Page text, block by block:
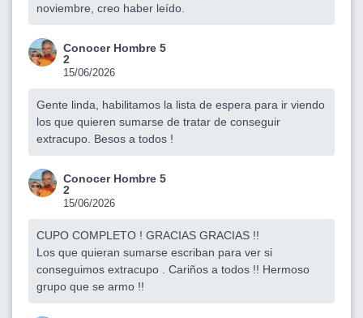
noviembre, creo haber leído.
Conocer Hombre 5
2
15/06/2026
Gente linda, habilitamos la lista de espera para ir viendo
los que quieren sumarse de tratar de conseguir
extracupo. Besos a todos !
Conocer Hombre 5
2
15/06/2026
CUPO COMPLETO ! GRACIAS GRACIAS !!
Los que quieran sumarse escriban para ver si
conseguimos extracupo . Cariños a todos !! Hermoso
grupo que se armo !!